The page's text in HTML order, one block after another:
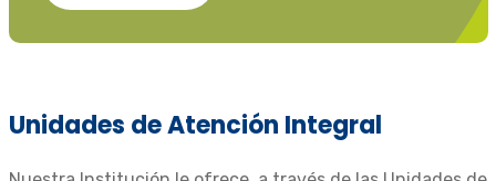
Unidades de Atención Integral